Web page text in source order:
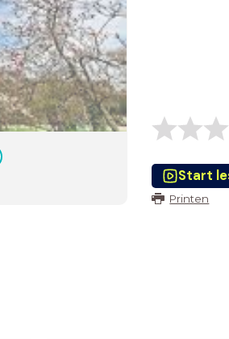
Start
Printen